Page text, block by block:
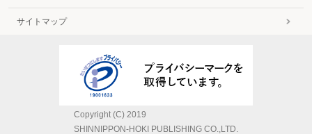
サイトマップ
Copyright (C) 2019
SHINNIPPON-HOKI PUBLISHING CO.,LTD.